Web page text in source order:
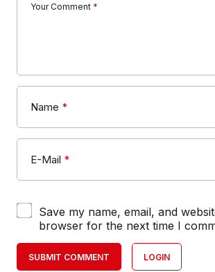
Your Comment *
Name *
E-Mail *
Save my name, email, and
browser for the next time I
SUBMIT COMMENT LOGIN